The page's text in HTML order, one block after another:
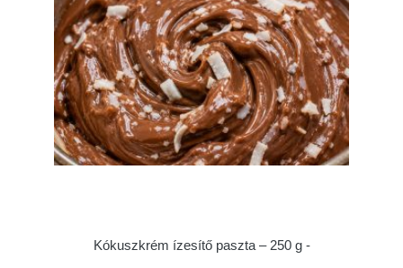
Kókuszkrém ízesítő paszta – 250 g -